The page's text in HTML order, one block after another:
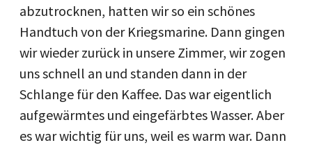
abzutrocknen, hatten wir so ein schönes
Handtuch von der Kriegsmarine. Dann gingen
wir wieder zurück in unsere Zimmer, wir zogen
uns schnell an und standen dann in der
Schlange für den Kaffee. Das war eigentlich
aufgewärmtes und eingefärbtes Wasser. Aber
es war wichtig für uns, weil es warm war. Dann